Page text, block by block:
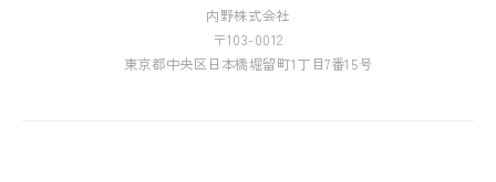
内野株式会社
〒103-0012
東京都中央区日本橋堀留町1丁目7番15号